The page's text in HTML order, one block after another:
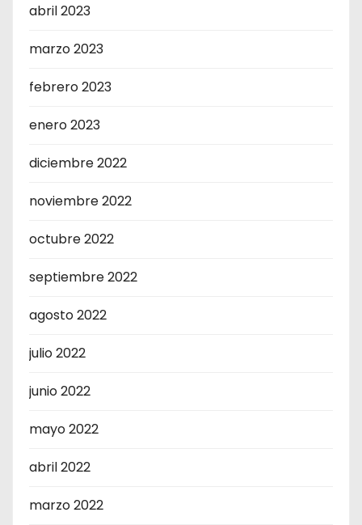
abril 2023
marzo 2023
febrero 2023
enero 2023
diciembre 2022
noviembre 2022
octubre 2022
septiembre 2022
agosto 2022
julio 2022
junio 2022
mayo 2022
abril 2022
marzo 2022